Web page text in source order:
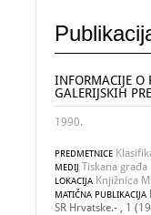
INFORMACIJE O
GALERIJSKIH
1990.
PREDMETNICE
MEDIJ Tiskana građa
LOKACIJA Knjižnica
MATIČNA PUBLIKACIJA
SR Hrvatske.- , 1